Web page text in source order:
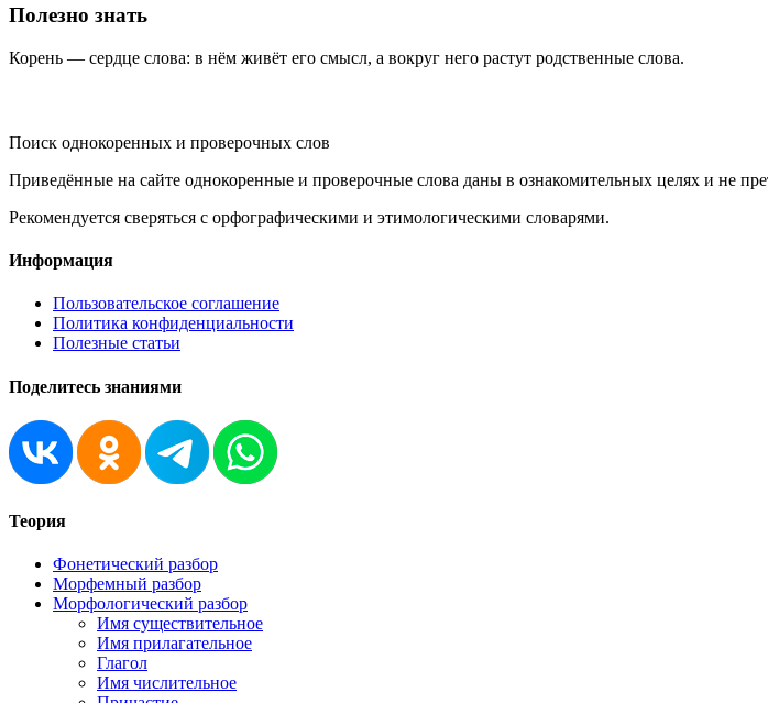
Полезно знать
Корень — сердце слова: в нём живёт его смысл, а вокруг него растут родственные слова.
Поиск однокоренных и проверочных слов
Приведённые на сайте однокоренные и проверочные слова даны в ознакомительных целях и не
Рекомендуется сверяться с орфографическими и этимологическими словарями.
Информация
Пользовательское соглашение
Политика конфиденциальности
Полезные статьи
Поделитесь знаниями
Теория
Фонетический разбор
Морфемный разбор
Морфологический разбор
Имя существительное
Имя прилагательное
Глагол
Имя числительное